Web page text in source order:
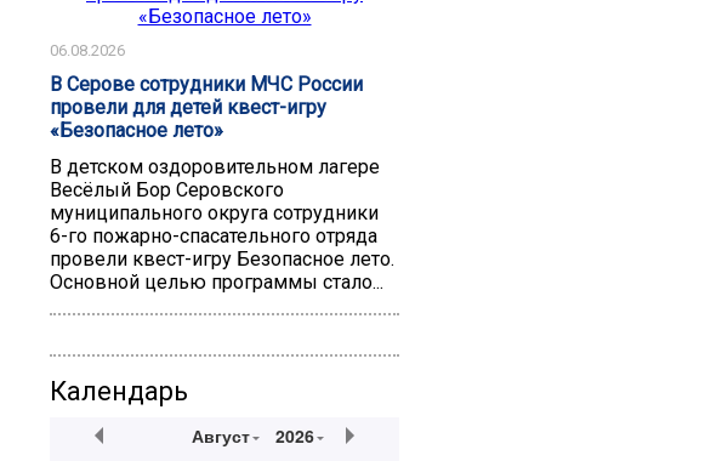
06.08.2026
В Серове сотрудники МЧС России
провели для детей квест-игру
«Безопасное лето»
В детском оздоровительном лагере
Весёлый Бор Серовского
муниципального округа сотрудники
6-го пожарно-спасательного отряда
провели квест-игру Безопасное лето.
Основной целью программы стало...
Календарь
Август 2026